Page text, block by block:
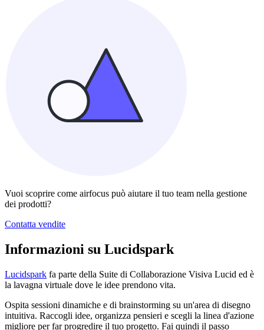
Vuoi scoprire come airfocus può aiutare il tuo team nella gestione
dei prodotti?
Contatta vendite
Informazioni su Lucidspark
Lucidspark fa parte della Suite di Collaborazione Visiva Lucid ed è
la lavagna virtuale dove le idee prendono vita.
Ospita sessioni dinamiche e di brainstorming su un'area di disegno
intuitiva. Raccogli idee, organizza pensieri e scegli la linea d'azione
migliore per far progredire il tuo progetto. Fai quindi il passo